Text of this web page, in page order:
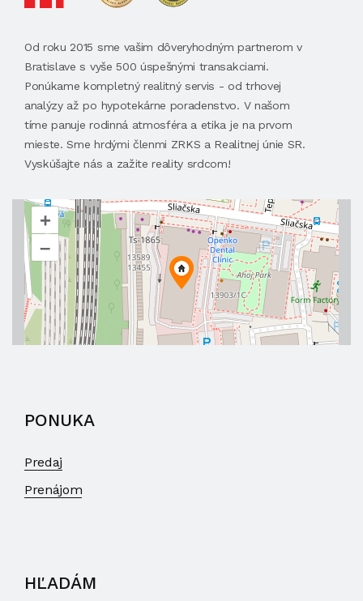
Od roku 2015 sme vašim dôveryhodným partnerom v
Bratislave s vyše 500 úspešnými transakciami.
Ponúkame kompletný realitný servis - od trhovej
analýzy až po hypotekárne poradenstvo. V našom
tíme panuje rodinná atmosféra a etika je na prvom
mieste. Sme hrdými členmi ZRKS a Realitnej únie SR.
Vyskúšajte nás a zažite reality srdcom!
+
–
PONUKA
Predaj
Prenájom
HĽADÁM